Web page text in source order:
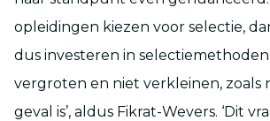
opleidingen kiezen voor selectie,
dus investeren in
vergroten en niet verkleinen, zoals
geval is’, aldus Fikrat-Wevers. ‘Dit